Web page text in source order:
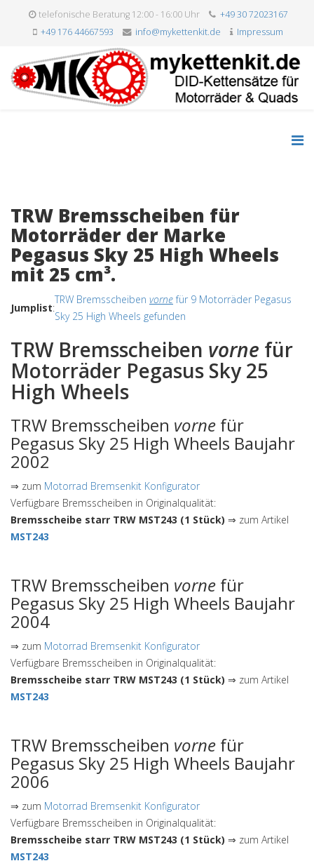
telefonische Beratung 12:00 - 16:00 Uhr
+49 30 72023167
+49 176 44667593
info@mykettenkit.de Impressum
TRW Bremsscheiben für
Motorräder der Marke
Pegasus Sky 25 High Wheels
mit 25 cm³.
Jumplist:
TRW Bremsscheiben vornefür 9 Motorräder Pegasus
Sky 25 High Wheels gefunden
TRW Bremsscheiben vorne für
Motorräder Pegasus Sky 25
High Wheels
TRW Bremsscheiben vorne für
Pegasus Sky 25 High Wheels Baujahr
2002
⇒ zum Motorrad Bremsenkit Konfigurator
Verfügbare Bremsscheiben in Originalqualität:
Bremsscheibe starr TRW MST243 (1 Stück) ⇒ zum Artikel
MST243
TRW Bremsscheiben vorne für
Pegasus Sky 25 High Wheels Baujahr
2004
⇒ zum Motorrad Bremsenkit Konfigurator
Verfügbare Bremsscheiben in Originalqualität:
Bremsscheibe starr TRW MST243 (1 Stück) ⇒ zum Artikel
MST243
TRW Bremsscheiben vorne für
Pegasus Sky 25 High Wheels Baujahr
2006
⇒ zum Motorrad Bremsenkit Konfigurator
Verfügbare Bremsscheiben in Originalqualität:
Bremsscheibe starr TRW MST243 (1 Stück) ⇒ zum Artikel
MST243